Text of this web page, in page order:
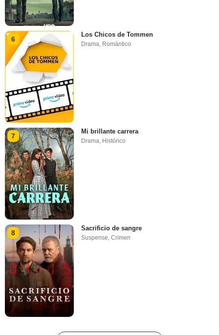
6
Los Chicos de Tommen
Drama, Romántico
7
Mi brillante carrera
Drama, Histórico
8
Sacrificio de sangre
Suspense,Crimen